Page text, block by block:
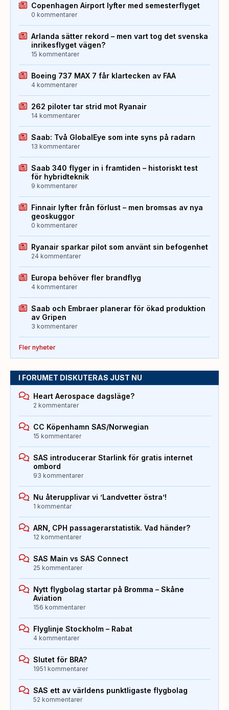
Copenhagen Airport lyfter med semesterflyget
0 kommentarer
Arlanda sätter rekord – men vart tog det svenska
inrikesflyget vägen?
15 kommentarer
Boeing 737 MAX 7 får klartecken av FAA
4 kommentarer
262 piloter tar strid mot Ryanair
14 kommentarer
Saab: Två GlobalEye som inte syns på radarn
13 kommentarer
Saab 340 flyger in i framtiden – historiskt test
för hybridteknik
9 kommentarer
Finnair lyfter från förlust – men bromsas av nya
geoskuggor
0 kommentarer
Ryanair sparkar pilot som använt sin befogenhet
24 kommentarer
Europa behöver fler brandflyg
4 kommentarer
Saab och Embraer planerar för ökad produktion
av Gripen
3 kommentarer
Fler nyheter
I FORUMET DISKUTERAS JUST NU
Heart Aerospace dagsläge?
2 kommentarer
CC Köpenhamn SAS/Norwegian
15 kommentarer
SAS introducerar Starlink för gratis internet
ombord
93 kommentarer
Nu återupplivar vi ’Landvetter östra’!
1 kommentar
ARN, CPH passagerarstatistik. Vad händer?
12 kommentarer
SAS Main vs SAS Connect
25 kommentarer
Nytt flygbolag startar på Bromma – Skåne
Aviation
156 kommentarer
Flyglinje Stockholm – Rabat
4 kommentarer
Slutet för BRA?
1951 kommentarer
SAS ett av världens punktligaste flygbolag
52 kommentarer